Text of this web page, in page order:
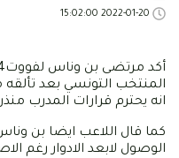
المنتخب التونسي بعد
انه يحترم قرارات المدرب منذر
كما قال اللاعب ايضا بن
الوصول لابعد الادوار رغم